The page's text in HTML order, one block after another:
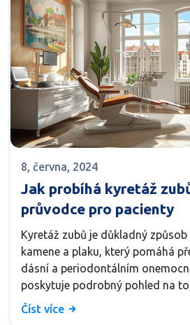
8, června, 2024
Jak probíhá kyretáž
průvodce pro pacienty
Kyretáž zubů je důkladný
kamene a plaku, který pomáhá
dásní a periodontálním
poskytuje podrobný pohled na
obnáší, jaké kroky jsou v tomto
Číst více